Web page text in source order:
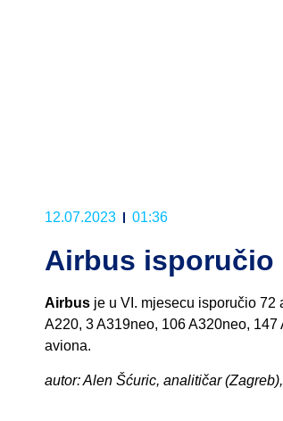
12.07.2023 01:36
Airbus isporučio
Airbus je u VI. mjesecu isporučio
A220, 3 A319neo, 106 A320neo,
aviona.
autor: Alen Šćuric, analitičar